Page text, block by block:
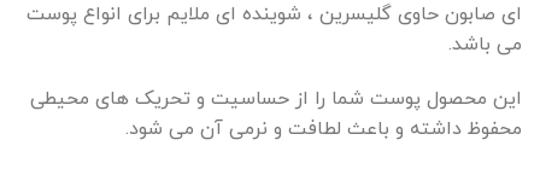
ای صابون حاوی گلیسرین ، شوینده ای ملایم برای انواع پوست
می باشد.
این محصول پوست شما را از حساسیت و تحریک های محیطی
محفوظ داشته و باعث لطافت و نرمی آن می شود.